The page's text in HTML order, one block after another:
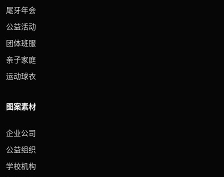
尾牙年会
公益活动
团体班服
亲子家庭
运动球衣
图案素材
企业公司
公益组织
学校机构